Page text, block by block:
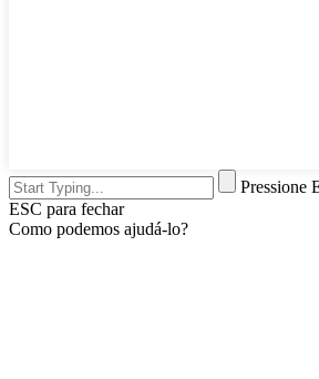
Pressione
ESC para fechar
Como podemos ajudá-lo?